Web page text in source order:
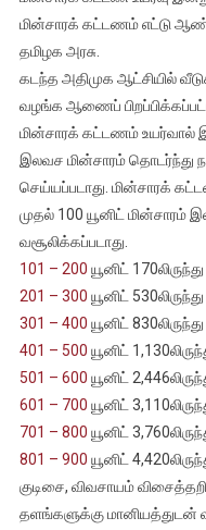
மின்சாரக் கட்டணம் எட்டு
தமிழக அரசு.
கடந்த அதிமுக ஆட்சியில்
வழங்க ஆணைப்
மின்சாரக் கட்டணம் உயர்வால்
இலவச மின்சாரம் தொடர்ந்து
செய்யப்படாது. மின்சாரக்
முதல் 100 யூனிட்
வசூலிக்கப்படாது.
101 – 200 யூனிட்
201 – 300 யூனிட்
301 – 400 யூனிட்
401 – 500 யூனிட்
501 – 600 யூனிட்
601 – 700 யூனிட்
701 – 800 யூனிட்
801 – 900 யூனிட்
குடிசை, விவசாயம்
தளங்களுக்கு மானியத்துடன்